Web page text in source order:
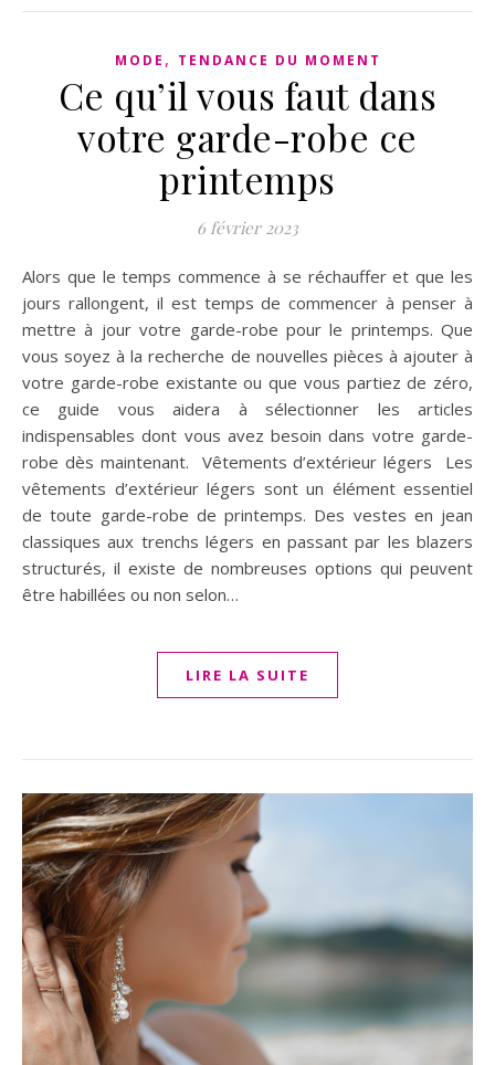
MODE , TENDANCE DU MOMENT
Ce qu’il vous faut dans
votre garde-robe ce
printemps
6 février 2023
Alors que le temps commence à se réchauffer et que les
jours rallongent, il est temps de commencer à penser à
mettre à jour votre garde-robe pour le printemps. Que
vous soyez à la recherche de nouvelles pièces à ajouter à
votre garde-robe existante ou que vous partiez de zéro,
ce guide vous aidera à sélectionner les articles
indispensables dont vous avez besoin dans votre garde-
robe dès maintenant. Vêtements d’extérieur légers Les
vêtements d’extérieur légers sont un élément essentiel
de toute garde-robe de printemps. Des vestes en jean
classiques aux trenchs légers en passant par les blazers
structurés, il existe de nombreuses options qui peuvent
être habillées ou non selon…
LIRE LA SUITE